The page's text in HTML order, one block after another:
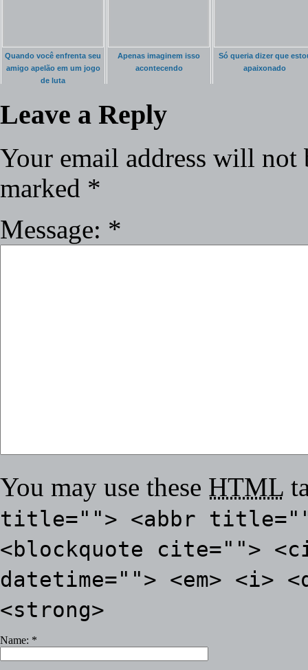
Quando você enfrenta seu
amigo apelão em um jogo
de luta
Apenas imaginem isso
acontecendo
Só queria dizer que
apaixonado
Leave a Reply
Your email address will not
marked *
Message: *
You may use these HTML
title=""> <abbr
<blockquote cite="">
datetime=""> <em> <i>
<strong>
Name: *